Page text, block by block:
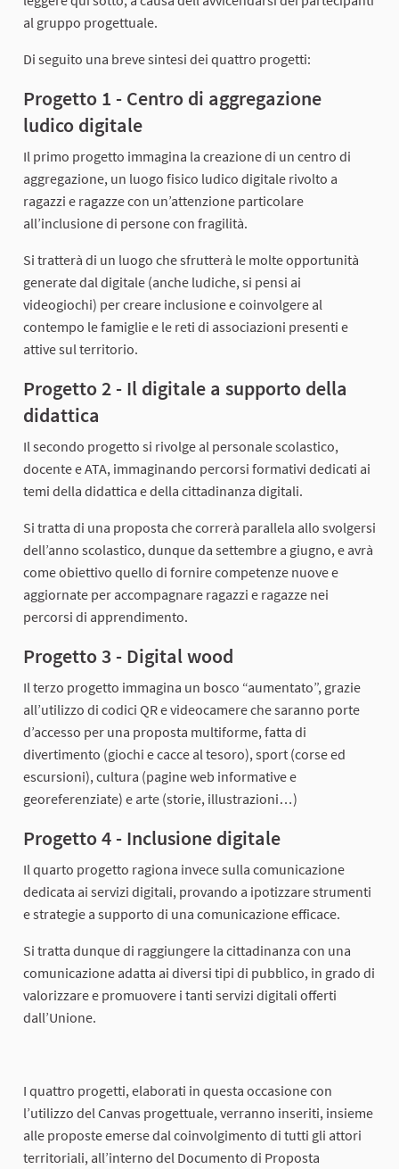
al gruppo progettuale.
Di seguito una breve sintesi dei quattro progetti:
Progetto 1 - Centro di aggregazione
ludico digitale
Il primo progetto immagina la creazione di un centro di
aggregazione, un luogo fisico ludico digitale rivolto a
ragazzi e ragazze con un’attenzione particolare
all’inclusione di persone con fragilità.
Si tratterà di un luogo che sfrutterà le molte opportunità
generate dal digitale (anche ludiche, si pensi ai
videogiochi) per creare inclusione e coinvolgere al
contempo le famiglie e le reti di associazioni presenti e
attive sul territorio.
Progetto 2 - Il digitale a supporto della
didattica
Il secondo progetto si rivolge al personale scolastico,
docente e ATA, immaginando percorsi formativi dedicati ai
temi della didattica e della cittadinanza digitali.
Si tratta di una proposta che correrà parallela allo svolgersi
dell’anno scolastico, dunque da settembre a giugno, e avrà
come obiettivo quello di fornire competenze nuove e
aggiornate per accompagnare ragazzi e ragazze nei
percorsi di apprendimento.
Progetto 3 - Digital wood
Il terzo progetto immagina un bosco “aumentato”, grazie
all’utilizzo di codici QR e videocamere che saranno porte
d’accesso per una proposta multiforme, fatta di
divertimento (giochi e cacce al tesoro), sport (corse ed
escursioni), cultura (pagine web informative e
georeferenziate) e arte (storie, illustrazioni…)
Progetto 4 - Inclusione digitale
Il quarto progetto ragiona invece sulla comunicazione
dedicata ai servizi digitali, provando a ipotizzare strumenti
e strategie a supporto di una comunicazione efficace.
Si tratta dunque di raggiungere la cittadinanza con una
comunicazione adatta ai diversi tipi di pubblico, in grado di
valorizzare e promuovere i tanti servizi digitali offerti
dall’Unione.
I quattro progetti, elaborati in questa occasione con
l’utilizzo del Canvas progettuale, verranno inseriti, insieme
alle proposte emerse dal coinvolgimento di tutti gli attori
territoriali, all’interno del Documento di Proposta